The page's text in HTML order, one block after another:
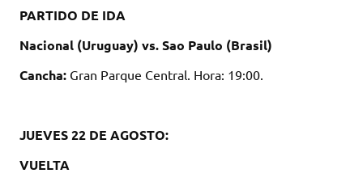
PARTIDO DE IDA
Nacional (Uruguay) vs. Sao Paulo (Brasil)
Cancha: Gran Parque Central. Hora: 19:00.
JUEVES 22 DE AGOSTO:
VUELTA